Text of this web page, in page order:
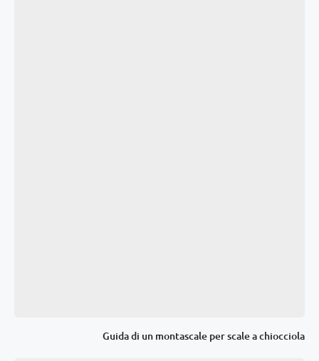
Guida di un montascale per scale a chiocciola